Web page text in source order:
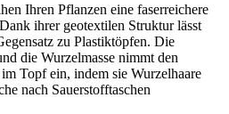
Ihren Pflanzen eine faserreichere
ihrer geotextilen Struktur lässt
zu Plastiktöpfen. Die
die Wurzelmasse nimmt den
Topf ein, indem sie Wurzelhaare
nach Sauerstofftaschen